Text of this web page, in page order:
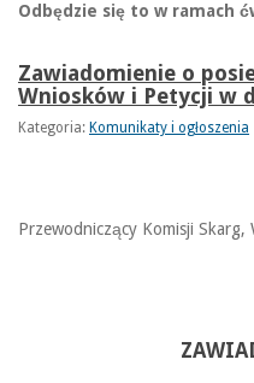
Odbędzie się to w ramach
Zawiadomienie o
Wniosków i Petycji w
Kategoria: Komunikaty i ogłoszenia
Przewodniczący Komisji Skarg,